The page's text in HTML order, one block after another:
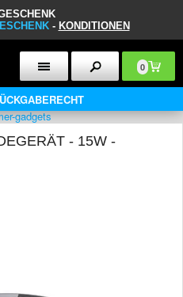
- KONDITIONEN
0
- 15W -